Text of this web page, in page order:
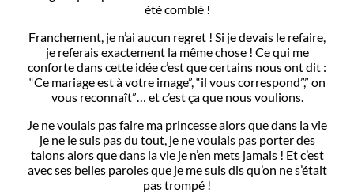
été comblé !
Franchement, je n’ai aucun regret ! Si je devais le refaire,
je referais exactement la même chose ! Ce qui me
conforte dans cette idée c’est que certains nous ont dit :
“Ce mariage est à votre image”, “il vous correspond”,” on
vous reconnaît”… et c’est ça que nous voulions.
Je ne voulais pas faire ma princesse alors que dans la vie
je ne le suis pas du tout, je ne voulais pas porter des
talons alors que dans la vie je n’en mets jamais ! Et c’est
avec ses belles paroles que je me suis dis qu’on ne s’était
pas trompé !